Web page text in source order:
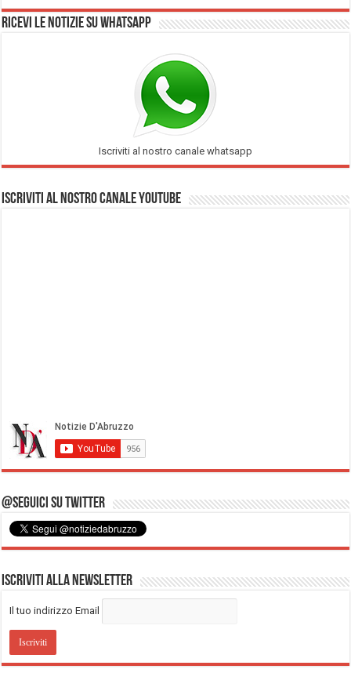
Ricevi le notizie su Whatsapp
Iscriviti al nostro canale whatsapp
Iscriviti al nostro Canale Youtube
@Seguici su Twitter
Iscriviti alla Newsletter
Il tuo indirizzo Email